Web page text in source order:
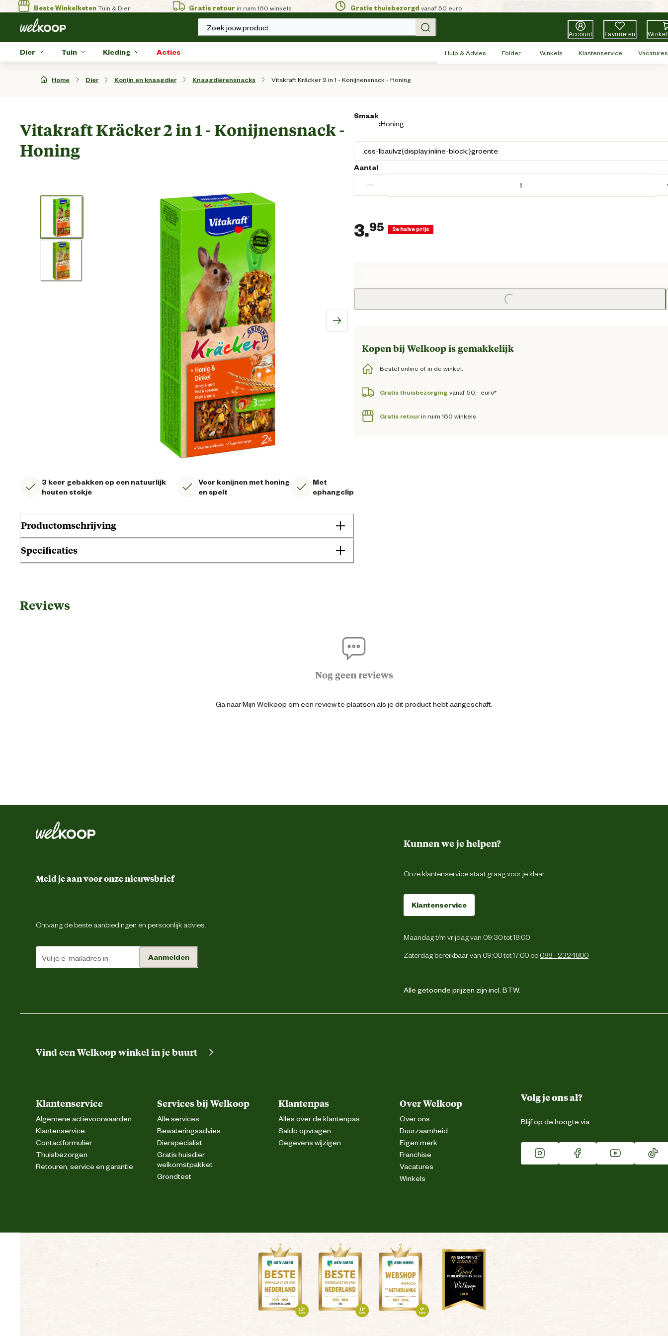
Beste WinkelketenTuin & Dier Gratis retour in ruim 160 winkels Gratis thuisbezorgd vanaf 50 euro
Zoek jouw product.
Account Favorieten
Dier Tuin Kleding Acties Hulp & Advies Folder Winkels Klantenservice Vacatures
Home Dier Konijn en knaagdier Knaagdierensnacks Vitakraft Kräcker 2 in 1 - Konijnensnack - Honing
Vitakraft Kräcker 2 in 1 - Konijnensnack -
Honing
3 keer gebakken op een natuurlijk
houten stokje
Voor konijnen met honing
en spelt
Met
ophangclip
Productomschrijving
Specificaties
Smaak aroma detail Honing
Materiaal & Samenstelling
Smaak
:Honing
Aantal
−
3.95 2e halve prijs
Loading...
Kopen bij Welkoop is gemakkelijk
Bestel online of in de winkel.
Gratis thuisbezorging vanaf 50,- euro*
Gratis retourin ruim 160 winkels
Reviews
Nog geen reviews
Ga naar Mijn Welkoop om een review te plaatsen als je dit product hebt aangeschaft.
Meld je aan voor onze nieuwsbrief
Ontvang de beste aanbiedingen en persoonlijk advies.
Aanmelden
Kunnen we je helpen?
Onze klantenservice staat graag voor je klaar.
Klantenservice
Maandag t/m vrijdag van 09:30 tot 18:00
Zaterdag bereikbaar van 09:00 tot 17:00 op 088 - 2324800
Alle getoonde prijzen zijn incl. BTW.
Vind een Welkoop winkel in je buurt
Klantenservice
Algemene actievoorwaarden
Klantenservice
Contactformulier
Thuisbezorgen
Retouren, service en garantie
Services bij Welkoop
Alle services
Bewateringsadvies
Dierspecialist
Gratis huisdier
welkomstpakket
Grondtest
Klantenpas
Alles over de klantenpas
Saldo opvragen
Gegevens wijzigen
Over Welkoop
Over ons
Duurzaamheid
Eigen merk
Franchise
Vacatures
Winkels
Volg je ons al?
Blijf op de hoogte via: